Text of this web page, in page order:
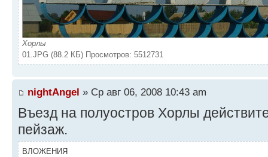
Хорлы
01.JPG (88.2 КБ) Просмотров: 5512731
nightAngel » Ср авг 06, 2008 10:43 am
Въезд на полуостров Хорлы
пейзаж.
ВЛОЖЕНИЯ